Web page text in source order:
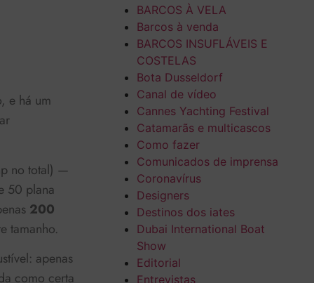
e há um
no total) —
50 plana
200
tamanho.
apenas
como certa
BARCOS À VELA
Barcos à venda
BARCOS INSUFLÁVEIS E
COSTELAS
Bota Dusseldorf
Canal de vídeo
Cannes Yachting Festival
Catamarãs e multicascos
Como fazer
Comunicados de imprensa
Coronavírus
Designers
Destinos dos iates
Dubai International Boat
Show
Editorial
Entrevistas